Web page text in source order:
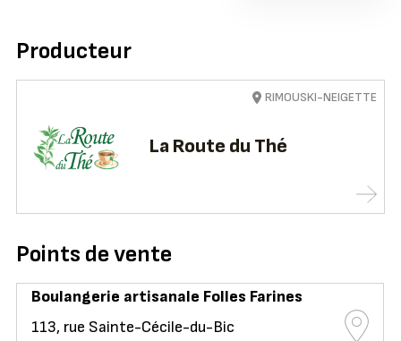
Producteur
La Route du Thé
RIMOUSKI-NEIGETTE
Points de vente
Boulangerie artisanale Folles Farines
113, rue Sainte-Cécile-du-Bic